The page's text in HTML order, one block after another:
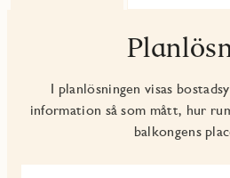
I planlösningen visas
information så som mått, hur
balkongens